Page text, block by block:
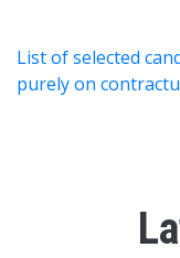
List of selected
purely on